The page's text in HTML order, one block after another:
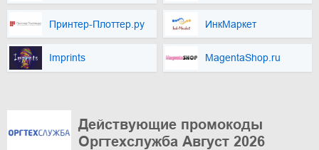
Принтер-Плоттер.ру ИнкМаркет
Imprints MagentaShop.ru
Действующие промокоды
Оргтехслужба Август 2026